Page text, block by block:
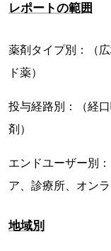
レポートの範囲
薬剤タイプ別：（
ド薬）
投与経路別：（経
剤）
エンドユーザー別
ア、診療所、オンラ
地域別